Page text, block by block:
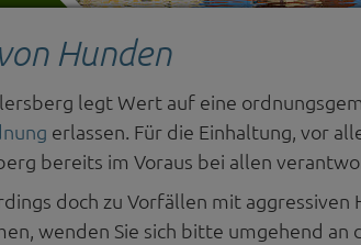
Hunden
legt Wert auf eine
erlassen. Für die Einhaltung, vor
bereits im Voraus bei allen
doch zu Vorfällen mit aggressiven
wenden Sie sich bitte umgehend